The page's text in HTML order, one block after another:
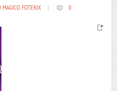
MAGICO,FOTERIX 0